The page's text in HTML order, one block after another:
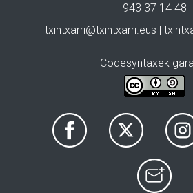
943 37 14 48
txintxarri@txintxarri.eus |
Codesyntaxek